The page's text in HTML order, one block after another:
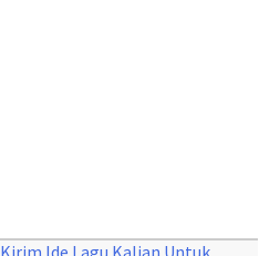
Kirim Ide Lagu Kalian Untuk